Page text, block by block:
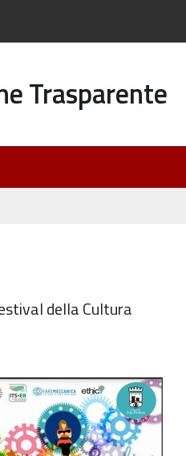
Trasparente
della Cultura